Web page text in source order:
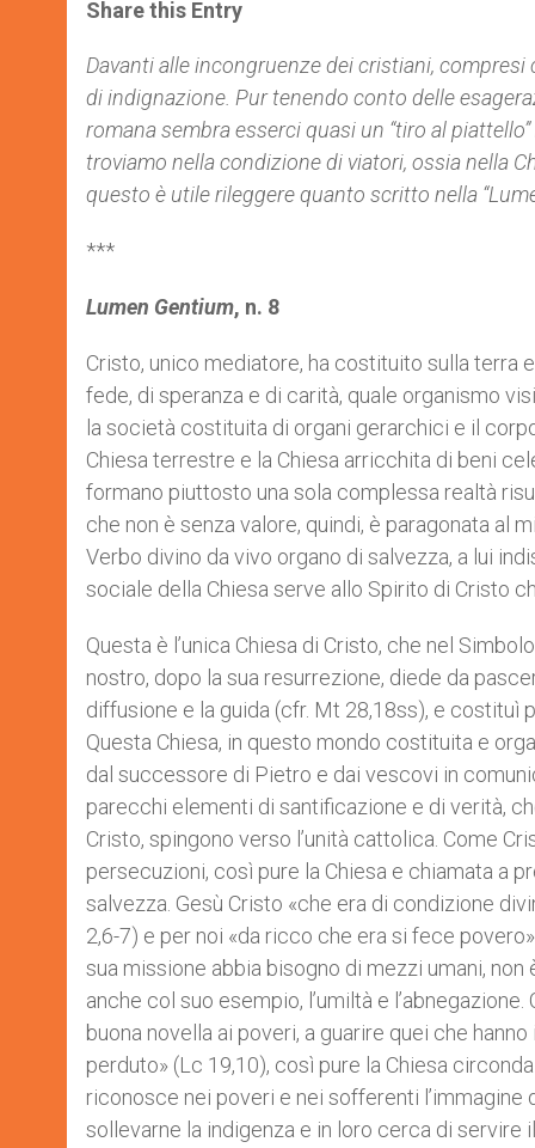
s
p
p
e
g
e
r
b
o
k
r
Share this Entry
Davanti alle incongruenze dei cristiani,
di indignazione. Pur tenendo conto delle
romana sembra esserci quasi un “tiro al
troviamo nella condizione di viatori, ossia nella
questo è utile rileggere quanto scritto nella
***
Lumen Gentium, n. 8
Cristo, unico mediatore, ha costituito sulla terra
fede, di speranza e di carità, quale organismo
la società costituita di organi gerarchici e il
Chiesa terrestre e la Chiesa arricchita di beni
formano piuttosto una sola complessa realtà
che non è senza valore, quindi, è paragonata al
Verbo divino da vivo organo di salvezza, a lui
sociale della Chiesa serve allo Spirito di Cristo
Questa è l’unica Chiesa di Cristo, che nel
nostro, dopo la sua resurrezione, diede da
diffusione e la guida (cfr. Mt 28,18ss), e costituì
Questa Chiesa, in questo mondo costituita e
dal successore di Pietro e dai vescovi in
parecchi elementi di santificazione e di verità,
Cristo, spingono verso l’unità cattolica. Come
persecuzioni, così pure la Chiesa e chiamata a
salvezza. Gesù Cristo «che era di condizione
2,6-7) e per noi «da ricco che era si fece
sua missione abbia bisogno di mezzi umani,
anche col suo esempio, l’umiltà e
buona novella ai poveri, a guarire quei che
perduto» (Lc 19,10), così pure la Chiesa
riconosce nei poveri e nei sofferenti
sollevarne la indigenza e in loro cerca di servire